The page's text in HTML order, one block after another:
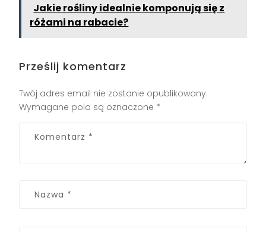
Jakie rośliny idealnie komponują się z
różami na rabacie?
Prześlij komentarz
Twój adres email nie zostanie opublikowany.
Wymagane pola są oznaczone *